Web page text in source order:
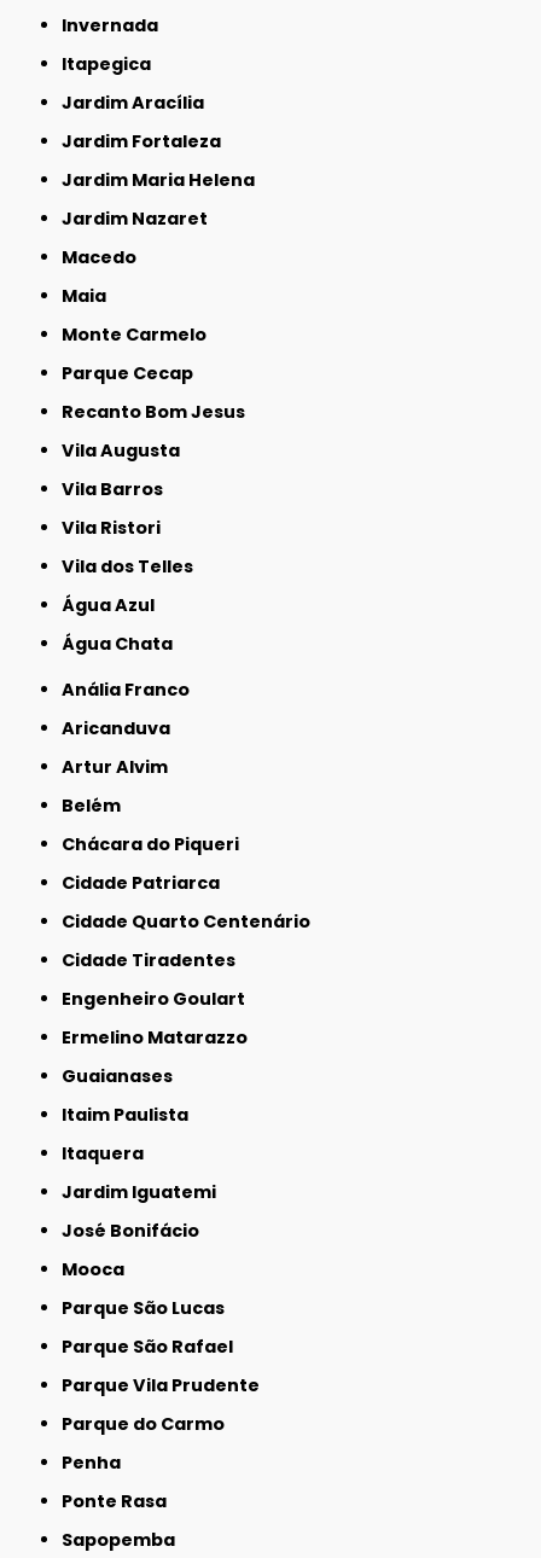
Invernada
Itapegica
Jardim Aracília
Jardim Fortaleza
Jardim Maria Helena
Jardim Nazaret
Macedo
Maia
Monte Carmelo
Parque Cecap
Recanto Bom Jesus
Vila Augusta
Vila Barros
Vila Ristori
Vila dos Telles
Água Azul
Água Chata
Anália Franco
Aricanduva
Artur Alvim
Belém
Chácara do Piqueri
Cidade Patriarca
Cidade Quarto Centenário
Cidade Tiradentes
Engenheiro Goulart
Ermelino Matarazzo
Guaianases
Itaim Paulista
Itaquera
Jardim Iguatemi
José Bonifácio
Mooca
Parque São Lucas
Parque São Rafael
Parque Vila Prudente
Parque do Carmo
Penha
Ponte Rasa
Sapopemba